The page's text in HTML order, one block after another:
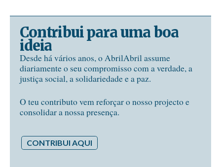
Contribui para uma boa
ideia
Desde há vários anos, o AbrilAbril assume
diariamente o seu compromisso com a verdade, a
justiça social, a solidariedade e a paz.
O teu contributo vem reforçar o nosso projecto e
consolidar a nossa presença.
CONTRIBUI AQUI